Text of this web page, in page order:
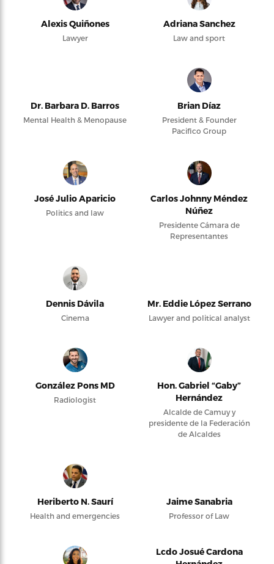
Alexis Quiñones
Lawyer
Adriana Sanchez
Law and sport
Dr. Barbara D. Barros
Mental Health & Menopause
Brian Díaz
President & Founder
Pacifico Group
José Julio Aparicio
Politics and law
Carlos Johnny Méndez
Núñez
Presidente Cámara de
Representantes
Dennis Dávila
Cinema
Mr. Eddie López Serrano
Lawyer and political analyst
González Pons MD
Radiologist
Hon. Gabriel “Gaby”
Hernández
Alcalde de Camuy y
presidente de la Federación
de Alcaldes
Heriberto N. Saurí
Health and emergencies
Jaime Sanabria
Professor of Law
Lcdo Josué Cardona